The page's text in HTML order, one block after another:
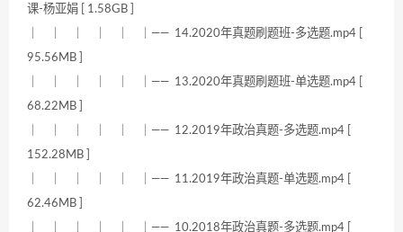
课-杨亚娟 [ 1.58GB ]
｜ ｜ ｜ ｜ ｜ ｜—— 14.2020年真题刷题班-多选题.mp4 [
95.56MB ]
｜ ｜ ｜ ｜ ｜ ｜—— 13.2020年真题刷题班-单选题.mp4 [
68.22MB ]
｜ ｜ ｜ ｜ ｜ ｜—— 12.2019年政治真题-多选题.mp4 [
152.28MB ]
｜ ｜ ｜ ｜ ｜ ｜—— 11.2019年政治真题-单选题.mp4 [
62.46MB ]
｜ ｜ ｜ ｜ ｜ ｜—— 10.2018年政治真题-多选题.mp4 [